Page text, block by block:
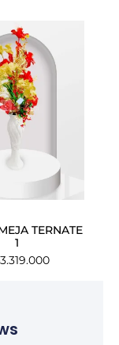
TERNATE
1
3.319.000